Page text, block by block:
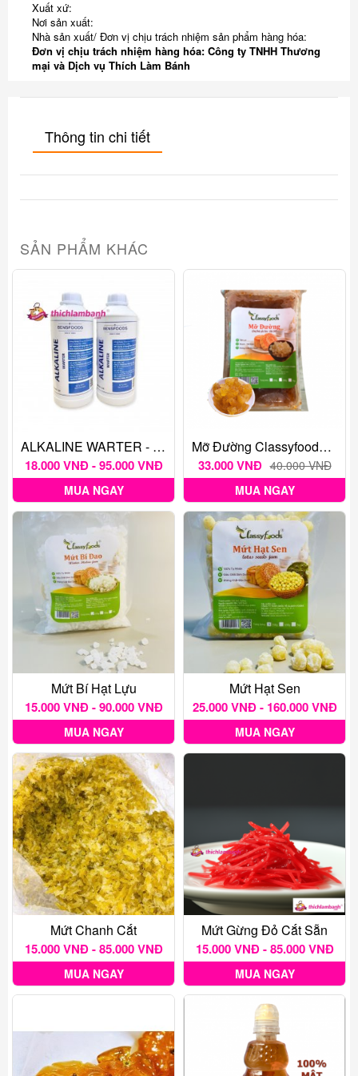
Xuất xứ:
Nơi sản xuất:
Nhà sản xuất/ Đơn vị chịu trách nhiệm sản phẩm hàng hóa:
Đơn vị chịu trách nhiệm hàng hóa: Công ty TNHH Thương
mại và Dịch vụ Thích Làm Bánh
Thông tin chi tiết
SẢN PHẨM KHÁC
ALKALINE WARTER - Nước Tro Tàu - Bensfoods
18.000 VNĐ - 95.000 VNĐ
MUA NGAY
Mỡ Đường Classyfoods 250g
33.000 VNĐ 40.000 VNĐ
MUA NGAY
Mứt Bí Hạt Lựu
15.000 VNĐ - 90.000 VNĐ
MUA NGAY
Mứt Hạt Sen
25.000 VNĐ - 160.000 VNĐ
MUA NGAY
Mứt Chanh Cắt
15.000 VNĐ - 85.000 VNĐ
MUA NGAY
Mứt Gừng Đỏ Cắt Sẵn
15.000 VNĐ - 85.000 VNĐ
MUA NGAY